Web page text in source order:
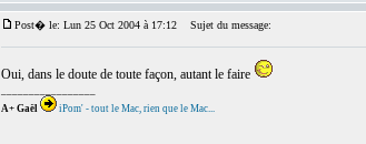
Post� le: Lun 25 Oct 2004 à 17:12 Sujet du message:
Oui, dans le doute de toute façon, autant le faire
A+ Gaël
iPom' - tout le Mac, rien que le Mac...